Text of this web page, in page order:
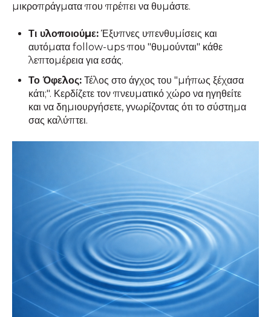
μικροπράγματα που πρέπει να θυμάστε.
Τι υλοποιούμε: Έξυπνες υπενθυμίσεις και
αυτόματα follow-ups που "θυμούνται" κάθε
λεπτομέρεια για εσάς.
Το Όφελος: Τέλος στο άγχος του "μήπως ξέχασα
κάτι;". Κερδίζετε τον πνευματικό χώρο να ηγηθείτε
και να δημιουργήσετε, γνωρίζοντας ότι το σύστημα
σας καλύπτει.